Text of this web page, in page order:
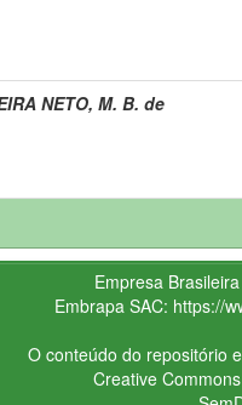
NETO, M. B. de
Empresa
Embrapa SAC: https://
O conteúdo do repositório
Creative Commons